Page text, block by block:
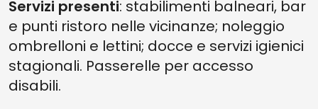
Servizi presenti: stabilimenti balneari, bar
e punti ristoro nelle vicinanze; noleggio
ombrelloni e lettini; docce e servizi igienici
stagionali. Passerelle per accesso
disabili.